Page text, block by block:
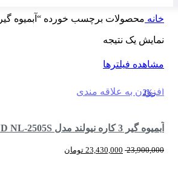
خانه محصولات برچسب خورده “آبمیوه گیر 3 کاره نیولند”
نمایش یک نتیجه
مشاهده فیلترها
-2%
افزودن به علاقه مندی
آبمیوه گیر 3 کاره نیولند مدل Juicing NEWLAND NL-2505S
23,900,000
23,430,000 تومان